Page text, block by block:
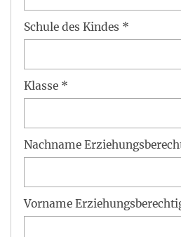
Schule des Kindes *
Klasse *
Nachname
Vorname